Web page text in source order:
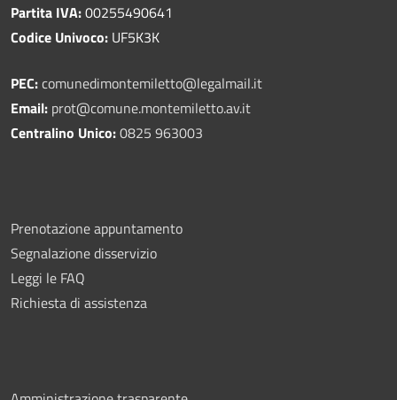
Partita IVA:00255490641
Codice Univoco: UF5K3K
PEC:comunedimontemiletto@legalmail.it
Email: prot@comune.montemiletto.av.it
Centralino Unico:0825 963003
Prenotazione appuntamento
Segnalazione disservizio
Leggi le FAQ
Richiesta di assistenza